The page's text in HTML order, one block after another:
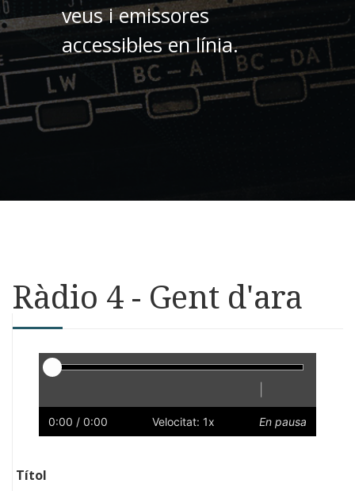
veus i emissores
accessibles en línia.
Ràdio 4 - Gent d'ara
Reproductor
Lent
0:00 / 0:00 Velocitat: 1x En pausa
Títol